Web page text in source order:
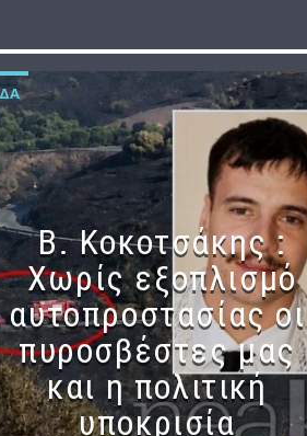
Β. Κοκοτσάκης :
Χωρίς εξοπλισμό
αυτοπροστασίας οι
πυροσβέστες μας
και η πολιτική
υποκρισία